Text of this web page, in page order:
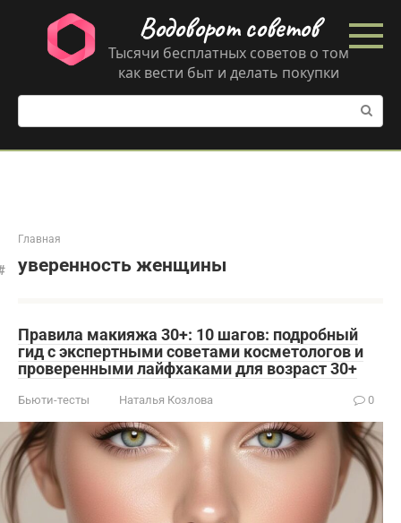
контенту
Водоворот советов
Тысячи бесплатных советов о том
как вести быт и делать покупки
Поиск:
Главная
уверенность женщины
Правила макияжа 30+: 10 шагов: подробный
гид с экспертными советами косметологов и
проверенными лайфхаками для возраст 30+
Бьюти-тесты Наталья Козлова 0